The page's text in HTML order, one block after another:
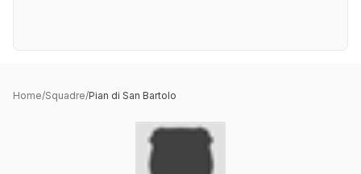
Home/Squadre/Pian di San Bartolo